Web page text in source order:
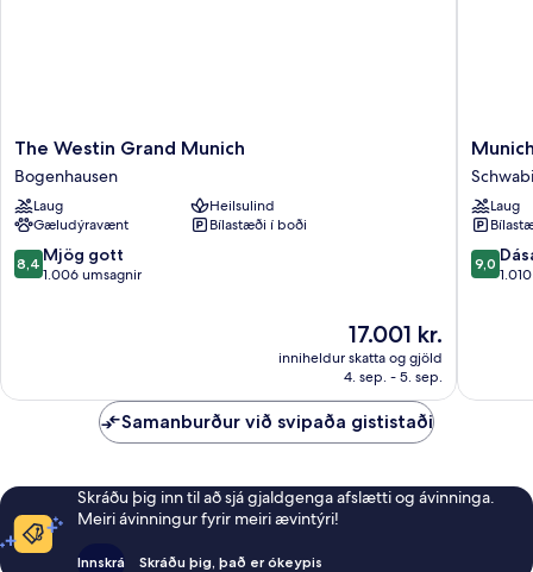
The
Westin
Grand
Munich
Bogenhausen
The Westin Grand Munich
Bogenhausen
Laug
Heilsulind
Gæludýravænt
Bílastæði í boði
8.4
af
8,4 Mjög gott
1.006 umsagnir
Verðið
er
17.001 kr.
17.001 kr.
inniheldur skatta og gjöld
4. sep. - 5. sep.
Munich
Marriott
Hotel
Laug
9.0
af
9,0
Samanburður við svipaða gististaði
Skráðu þig inn til að sjá gjaldgenga afslætti og ávinninga.
Meiri ávinningur fyrir meiri ævintýri!
Innskrá Skráðu þig, það er ókeypis